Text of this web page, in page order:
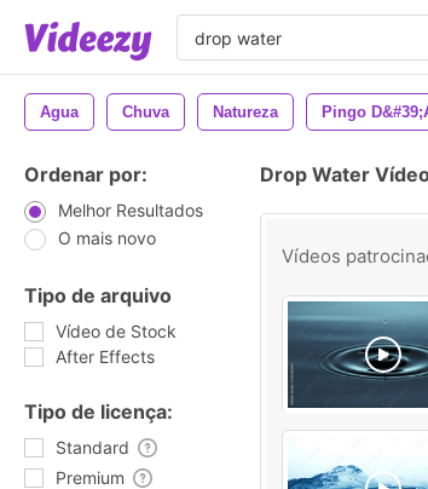
Agua Chuva Natureza Pingo
Ordenar por:
Melhor Resultados
O mais novo
Tipo de arquivo
Vídeo de Stock
After Effects
Tipo de licença:
Standard
Premium
Drop Water
Vídeos